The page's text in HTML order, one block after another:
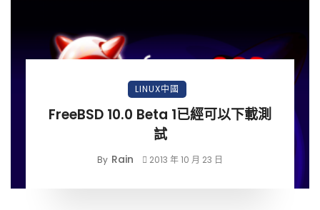
LINUX中國
FreeBSD 10.0 Beta 1已經可以下載測
試
By Rain 2013 年 10 月 23 日